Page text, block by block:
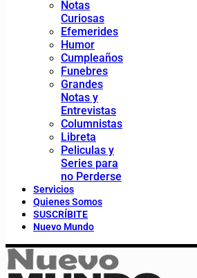
Notas
Curiosas
Efemerides
Humor
Cumpleaños
Funebres
Grandes
Notas y
Entrevistas
Columnistas
Libreta
Peliculas y
Series para
no Perderse
Servicios
Quienes Somos
SUSCRÍBITE
Nuevo Mundo